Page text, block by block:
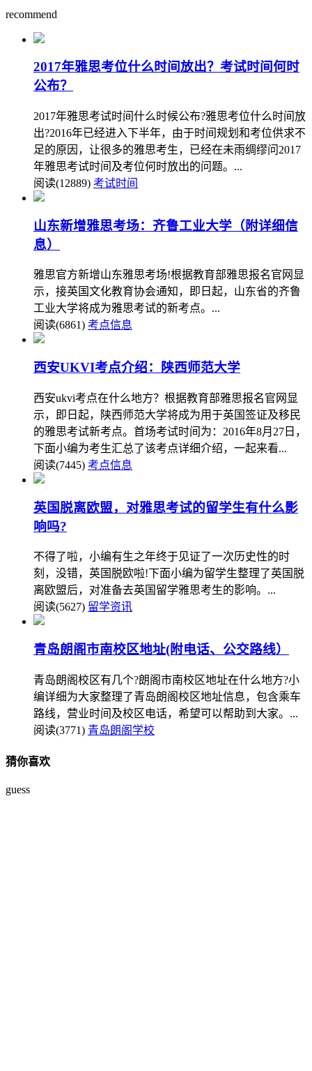
recommend
2017年雅思考位什么时间放出？考试时间何时
公布？
2017年雅思考试时间什么时候公布?雅思考位什么时间放
出?2016年已经进入下半年，由于时间规划和考位供求不
足的原因，让很多的雅思考生，已经在未雨绸缪问2017
年雅思考试时间及考位何时放出的问题。...
阅读(12889) 考试时间
山东新增雅思考场：齐鲁工业大学（附详细信
息）
雅思官方新增山东雅思考场!根据教育部雅思报名官网显
示，接英国文化教育协会通知，即日起，山东省的齐鲁
工业大学将成为雅思考试的新考点。...
阅读(6861) 考点信息
西安UKVI考点介绍：陕西师范大学
西安ukvi考点在什么地方？根据教育部雅思报名官网显
示，即日起，陕西师范大学将成为用于英国签证及移民
的雅思考试新考点。首场考试时间为：2016年8月27日，
下面小编为考生汇总了该考点详细介绍，一起来看...
阅读(7445) 考点信息
英国脱离欧盟，对雅思考试的留学生有什么影
响吗?
不得了啦，小编有生之年终于见证了一次历史性的时
刻，没错，英国脱欧啦!下面小编为留学生整理了英国脱
离欧盟后，对准备去英国留学雅思考生的影响。...
阅读(5627) 留学资讯
青岛朗阁市南校区地址(附电话、公交路线）
青岛朗阁校区有几个?朗阁市南校区地址在什么地方?小
编详细为大家整理了青岛朗阁校区地址信息，包含乘车
路线，营业时间及校区电话，希望可以帮助到大家。...
阅读(3771) 青岛朗阁学校
猜你喜欢
guess